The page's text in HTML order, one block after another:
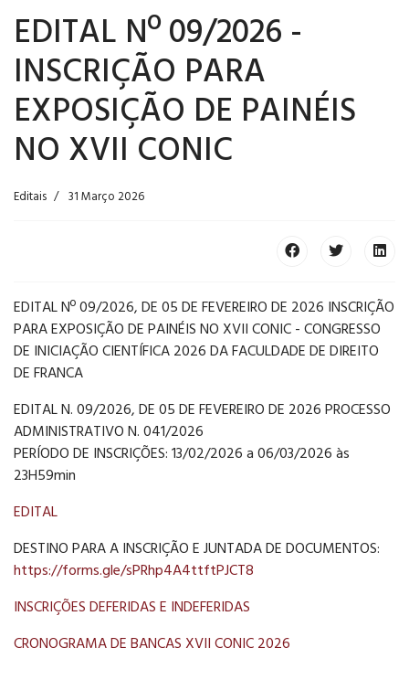
EDITAL Nº 09/2026 -
INSCRIÇÃO PARA
EXPOSIÇÃO DE PAINÉIS
NO XVII CONIC
Editais 31 Março 2026
EDITAL Nº 09/2026, DE 05 DE FEVEREIRO DE 2026 INSCRIÇÃO
PARA EXPOSIÇÃO DE PAINÉIS NO XVII CONIC - CONGRESSO
DE INICIAÇÃO CIENTÍFICA 2026 DA FACULDADE DE DIREITO
DE FRANCA
EDITAL N. 09/2026, DE 05 DE FEVEREIRO DE 2026 PROCESSO
ADMINISTRATIVO N. 041/2026
PERÍODO DE INSCRIÇÕES: 13/02/2026 a 06/03/2026 às
23H59min
EDITAL
DESTINO PARA A INSCRIÇÃO E JUNTADA DE DOCUMENTOS:
https://forms.gle/sPRhp4A4ttftPJCT8
INSCRIÇÕES DEFERIDAS E INDEFERIDAS
CRONOGRAMA DE BANCAS XVII CONIC 2026